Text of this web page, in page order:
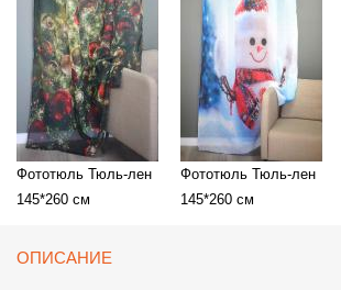
Фототюль Тюль-лен
145*260 см
Фототюль Тюль-лен
145*260 см
ОПИСАНИЕ